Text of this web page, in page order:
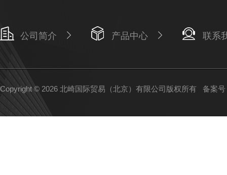
公司简介 产品中心 联系
Copyright © 2026 北崎国际贸易（北京）有限公司版权所有 备案号